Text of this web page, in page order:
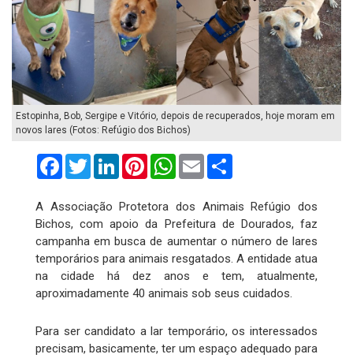
Estopinha, Bob, Sergipe e Vitório, depois de recuperados, hoje moram em
novos lares (Fotos: Refúgio dos Bichos)
FacebookTwitterLinkedInPinterestWhatsApp
Email
A Associação Protetora dos Animais Refúgio dos
Bichos, com apoio da Prefeitura de Dourados, faz
campanha em busca de aumentar o número de lares
temporários para animais resgatados. A entidade atua
na cidade há dez anos e tem, atualmente,
aproximadamente 40 animais sob seus cuidados.
Para ser candidato a lar temporário, os interessados
precisam, basicamente, ter um espaço adequado para